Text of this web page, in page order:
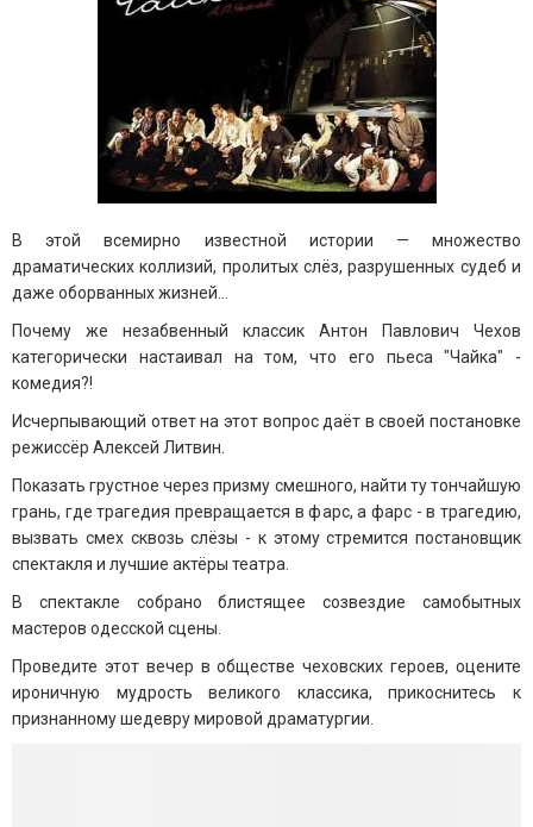
В этой всемирно известной истории — множество
драматических коллизий, пролитых слёз, разрушенных судеб и
даже оборванных жизней…
Почему же незабвенный классик Антон Павлович Чехов
категорически настаивал на том, что его пьеса "Чайка" -
комедия?!
Исчерпывающий ответ на этот вопрос даёт в своей постановке
режиссёр Алексей Литвин.
Показать грустное через призму смешного, найти ту тончайшую
грань, где трагедия превращается в фарс, а фарс - в трагедию,
вызвать смех сквозь слёзы - к этому стремится постановщик
спектакля и лучшие актёры театра.
В спектакле собрано блистящее созвездие самобытных
мастеров одесской сцены.
Проведите этот вечер в обществе чеховских героев, оцените
ироничную мудрость великого классика, прикоснитесь к
признанному шедевру мировой драматургии.